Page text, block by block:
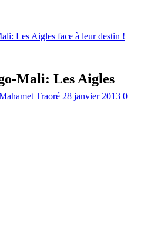
Les Aigles face à leur destin !
Mali: Les Aigles
Traoré 28 janvier 2013 0